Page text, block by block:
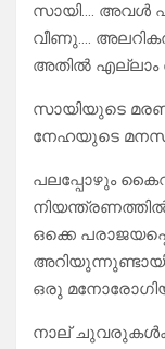
സായി…. അവൾ
വീണു….
അതിൽ എല്ലാം
സായിയുടെ
നേഹയുടെ മനസ്
പലപ്പോഴും
ഒക്കെ
ഒരു
നാല്